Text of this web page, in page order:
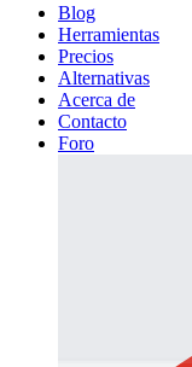
Blog
Herramientas
Precios
Alternativas
Acerca de
Contacto
Foro